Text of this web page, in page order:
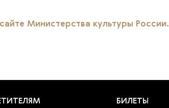
сайте Министерства культуры России.
БИЛЕТЫ